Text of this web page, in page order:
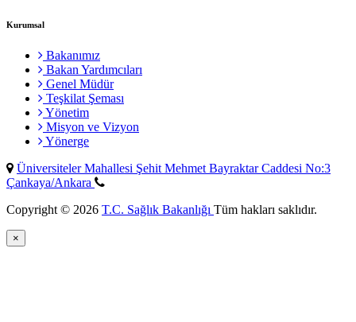
Kurumsal
Bakanımız
Bakan Yardımcıları
Genel Müdür
Teşkilat Şeması
Yönetim
Misyon ve Vizyon
Yönerge
Üniversiteler Mahallesi Şehit Mehmet Bayraktar Caddesi No:3
Çankaya/Ankara
Copyright © 2026 T.C. Sağlık Bakanlığı Tüm hakları saklıdır.
×